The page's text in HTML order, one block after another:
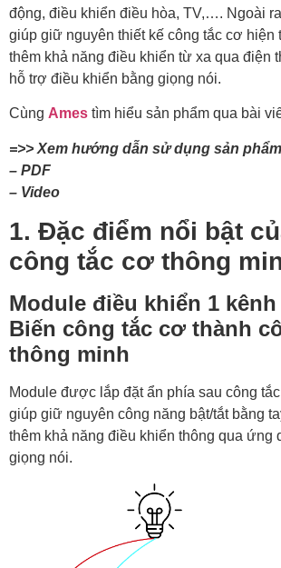
động, điều khiển điều hòa, TV,…. Ngoài
giúp giữ nguyên thiết kế công tắc cơ hiện
thêm khả năng điều khiển từ xa qua điện
hỗ trợ điều khiển bằng giọng nói.
Cùng Ames tìm hiểu sản phẩm qua bài
=>> Xem hướng dẫn sử dụng sản
– PDF
– Video
1. Đặc điểm nổi bật
công tắc cơ thông
Module điều khiển 1 kênh
Biến công tắc cơ thành
thông minh
Module được lắp đặt ẩn phía sau công
giúp giữ nguyên công năng bật/tắt bằng
thêm khả năng điều khiển thông qua ứng
giọng nói.